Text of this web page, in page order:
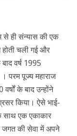
से ही संन्यास की एक
चली गई और
वर्ष 1995
परम पूज्य महाराज
के बाद उन्होंने
किया। ऐसे भाई-
साथ एक एकाकार
जगत की सेवा में अपने